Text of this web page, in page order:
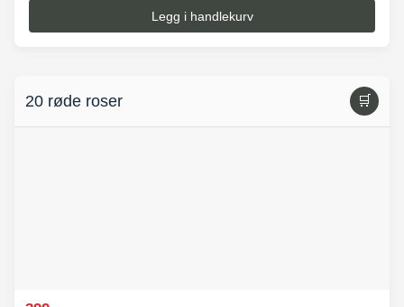
Legg i handlekurv
20 røde roser 🛒